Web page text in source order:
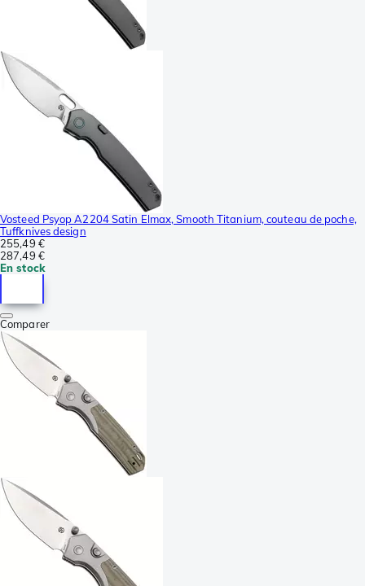
Vosteed Psyop A2204 Satin Elmax, Smooth Titanium, couteau de poche,
Tuffknives design
255,49 €
287,49 €
En stock
Comparer